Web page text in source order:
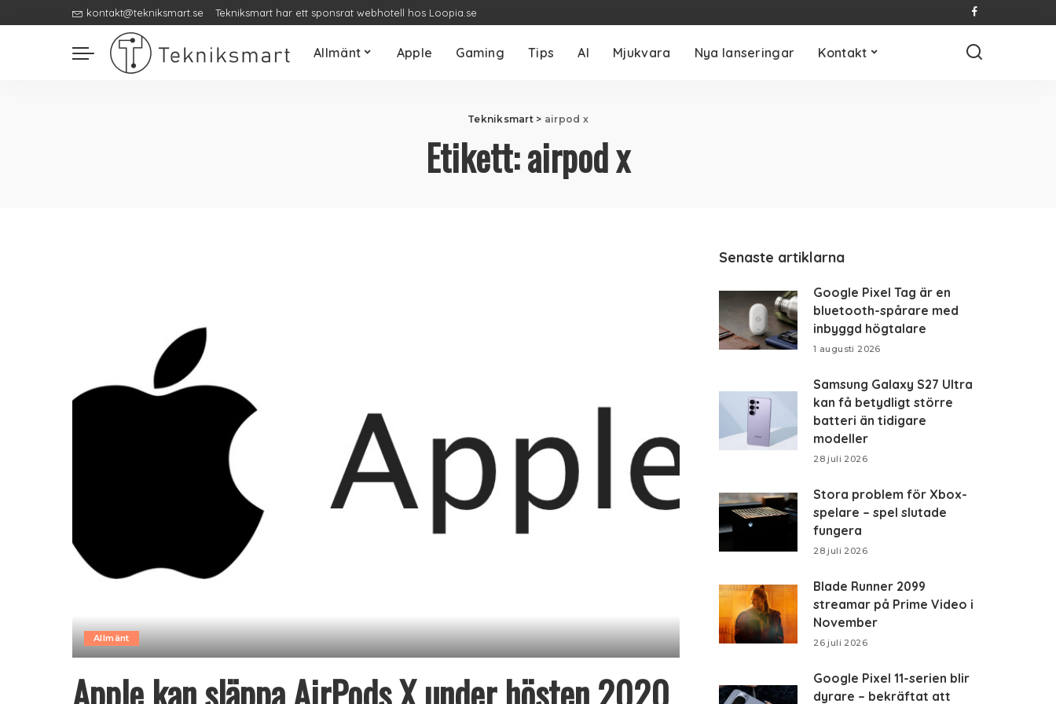
kontakt@tekniksmart.se Tekniksmart har ett sponsrat webhotell hos Loopia.se
Allmänt Apple Gaming Tips AI Mjukvara Nya lanseringar Kontakt
Tekniksmart > airpod x
Etikett:airpod x
Allmänt
Senaste artiklarna
Google Pixel Tag är en
bluetooth-spårare med
inbyggd högtalare
1 augusti 2026
Samsung Galaxy S27 Ultra
kan få betydligt större
batteri än tidigare
modeller
28 juli 2026
Stora problem för Xbox-
spelare – spel slutade
fungera
28 juli 2026
Blade Runner 2099
streamar på Prime Video i
November
26 juli 2026
Google Pixel 11-serien blir
dyrare – bekräftat att